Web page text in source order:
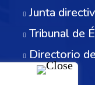
Junta
Tribunal de
Directorio
Servicios